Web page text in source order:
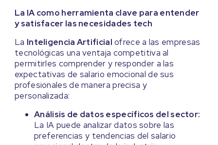
La IA como herramienta clave para entender
y satisfacer las necesidades tech
La Inteligencia Artificial ofrece a las empresas
tecnológicas una ventaja competitiva al
permitirles comprender y responder a las
expectativas de salario emocional de sus
profesionales de manera precisa y
personalizada:
Análisis de datos específicos del sector:
La IA puede analizar datos sobre las
preferencias y tendencias del salario